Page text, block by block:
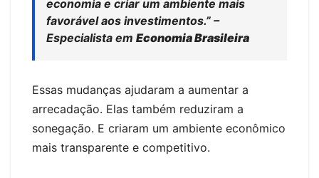
economia e criar um ambiente mais
favorável aos investimentos.” –
Especialista em Economia Brasileira
Essas mudanças ajudaram a aumentar a
arrecadação. Elas também reduziram a
sonegação. E criaram um ambiente econômico
mais transparente e competitivo.